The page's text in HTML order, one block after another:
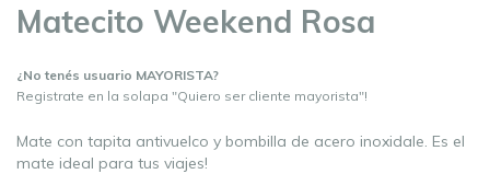
Matecito Weekend Rosa
¿No tenés usuario MAYORISTA?
Registrate en la solapa "Quiero ser cliente mayorista"!
Mate con tapita antivuelco y bombilla de acero inoxidale. Es el
mate ideal para tus viajes!